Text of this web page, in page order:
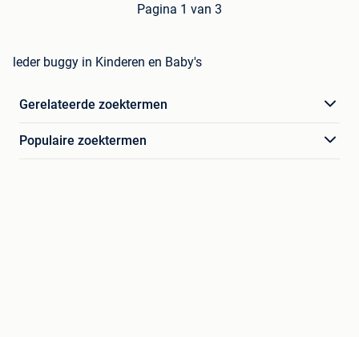
Pagina 1 van 3
leder buggy in Kinderen en Baby's
Gerelateerde zoektermen
Populaire zoektermen